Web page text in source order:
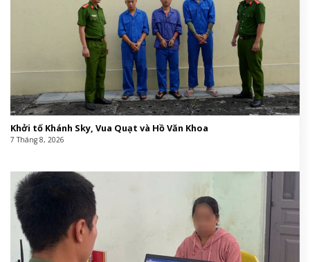
Khởi tố Khánh Sky, Vua Quạt và Hồ Văn Khoa
7 Tháng 8, 2026